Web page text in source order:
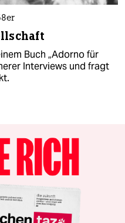
Buch „Adorno für
Interviews und fragt